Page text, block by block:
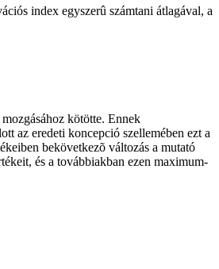
index egyszerû számtani átlagával, a
kötötte. Ennek
az eredeti koncepció szellemében ezt a
bekövetkezõ változás a mutató
és a továbbiakban ezen maximum-